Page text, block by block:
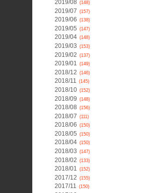
2019/08 (148)
2019/07 (157)
2019/06 (138)
2019/05 (147)
2019/04 (148)
2019/03 (153)
2019/02 (137)
2019/01 (149)
2018/12 (146)
2018/11 (145)
2018/10 (152)
2018/09 (148)
2018/08 (156)
2018/07 (111)
2018/06 (150)
2018/05 (150)
2018/04 (150)
2018/03 (147)
2018/02 (133)
2018/01 (152)
2017/12 (155)
2017/11 (150)